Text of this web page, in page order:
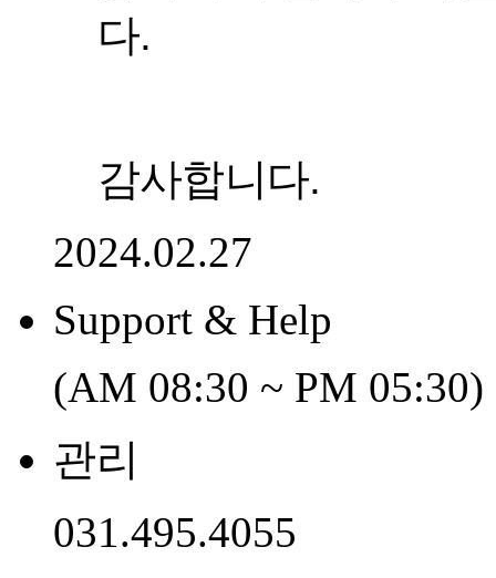
다.
감사합니다.
2024.02.27
Support & Help
(AM 08:30 ~ PM 05:30)
관리
031.495.4055